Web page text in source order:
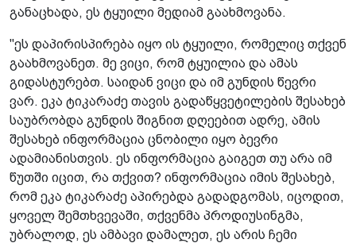
განაცხადა, ეს ტყუილი მედიამ გაახმოვანა.
"ეს დაპირისპირება იყო ის ტყუილი, რომელიც თქვენ
გაახმოვანეთ. მე ვიცი, რომ ტყუილია და ამას
გიდასტურებთ. საიდან ვიცი და იმ გუნდის წევრი
ვარ. ეკა ტიკარაძე თავის გადაწყვეტილების შესახებ
საუბრობდა გუნდის შიგნით დღეებით ადრე, ამის
შესახებ ინფორმაცია ცნობილი იყო ბევრი
ადამიანისთვის. ეს ინფორმაცია გაიგეთ თუ არა იმ
წუთში იცით, რა თქვით? ინფორმაცია იმის შესახებ,
რომ ეკა ტიკარაძე აპირებდა გადადგომას, იცოდით,
ყოველ შემთხვევაში, თქვენმა პროდიუსინგმა,
უბრალოდ, ეს ამბავი დამალეთ, ეს არის ჩემი